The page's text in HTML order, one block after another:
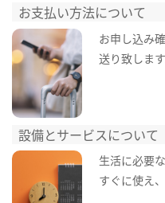
お支払い方法について
お申し込み
送り致します
設備とサービスについて
生活に必要
すぐに使え